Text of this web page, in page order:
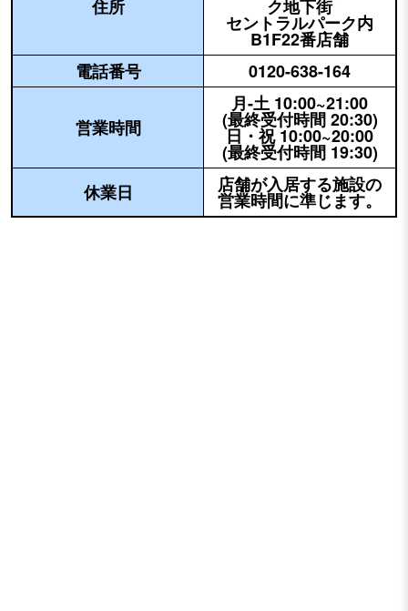
住所 ク地下街
セントラルパーク内
B1F22番店舗
電話番号
0120-638-164
営業時間
月-土 10:00~21:00
(最終受付時間 20:30)
日・祝 10:00~20:00
(最終受付時間 19:30)
休業日
店舗が入居する施設の
営業時間に準じます。